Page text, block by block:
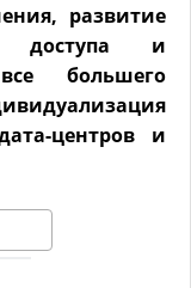
развитие
доступа и
большего
центров и